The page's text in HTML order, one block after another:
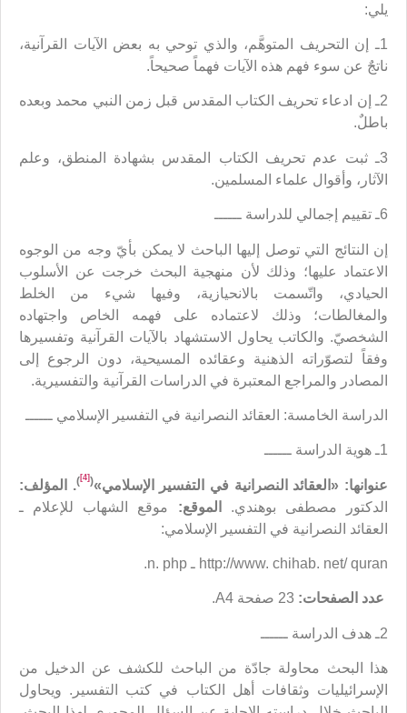
يلي:
1ـ إن التحريف المتوهَّم، والذي توحي به بعض الآيات القرآنية،
ناتجٌ عن سوء فهم هذه الآيات فهماً صحيحاً.
2ـ إن ادعاء تحريف الكتاب المقدس قبل زمن النبي محمد وبعده
باطلٌ.
3ـ ثبت عدم تحريف الكتاب المقدس بشهادة المنطق، وعلم
الآثار، وأقوال علماء المسلمين.
6ـ تقييم إجمالي للدراسة ــــــ
إن النتائج التي توصل إليها الباحث لا يمكن بأيّ وجه من الوجوه
الاعتماد عليها؛ وذلك لأن منهجية البحث خرجت عن الأسلوب
الحيادي، واتّسمت بالانحيازية، وفيها شيء من الخلط
والمغالطات؛ وذلك لاعتماده على فهمه الخاص واجتهاده
الشخصيّ. والكاتب يحاول الاستشهاد بالآيات القرآنية وتفسيرها
وفقاً لتصوّراته الذهنية وعقائده المسيحية، دون الرجوع إلى
المصادر والمراجع المعتبرة في الدراسات القرآنية والتفسيرية.
الدراسة الخامسة: العقائد النصرانية في التفسير الإسلامي ــــــ
1ـ هوية الدراسة ــــــ
عنوانها: «العقائد النصرانية في التفسير الإسلامي»(
[4]
)
.
المؤلف:
الدكتور مصطفى بوهندي.
الموقع: موقع الشهاب للإعلام ـ
العقائد النصرانية في التفسير الإسلامي:
http://www. chihab. net/ quran ـ n. php.
عدد الصفحات:
2ـ هدف الدراسة ــــــ
هذا البحث محاولة جادّة من الباحث للكشف عن الدخيل من
الإسرائيليات وثقافات أهل الكتاب في كتب التفسير. ويحاول